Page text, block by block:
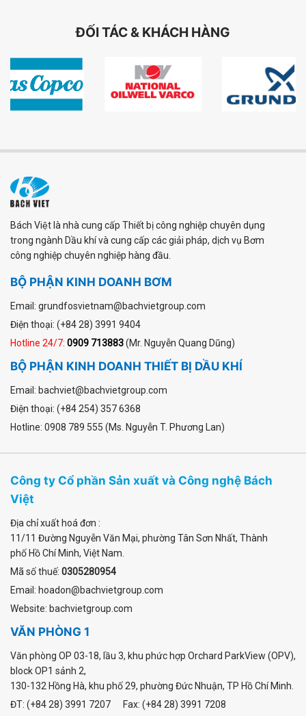
ĐỐI TÁC & KHÁCH HÀNG
Bách Việt là nhà cung cấp Thiết bị công nghiệp chuyên dụng
trong ngành Dầu khí và cung cấp các giải pháp, dịch vụ Bơm
công nghiệp chuyên nghiệp hàng đầu.
BỘ PHẬN KINH DOANH BƠM
Email: grundfosvietnam@bachvietgroup.com
Điện thoại: (+84 28) 3991 9404
Hotline 24/7: 0909 713883(Mr. Nguyễn Quang Dũng)
BỘ PHẬN KINH DOANH THIẾT BỊ DẦU KHÍ
Email: bachviet@bachvietgroup.com
Điện thoại: (+84 254) 357 6368
Hotline: 0908 789 555 (Ms. Nguyễn T. Phương Lan)
Công ty Cổ phần Sản xuất và Công nghệ Bách
Việt
Địa chỉ xuất hoá đơn :
11/11 Đường Nguyễn Văn Mại, phường Tân Sơn Nhất, Thành
phố Hồ Chí Minh, Việt Nam.
Mã số thuế: 0305280954
Email: hoadon@bachvietgroup.com
Website: bachvietgroup.com
VĂN PHÒNG 1
Văn phòng OP 03-18, lầu 3, khu phức hợp Orchard ParkView (OPV),
block OP1 sảnh 2,
130-132 Hồng Hà, khu phố 29, phường Đức Nhuận, TP Hồ Chí Minh.
ĐT: (+84 28) 3991 7207 Fax: (+84 28) 3991 7208